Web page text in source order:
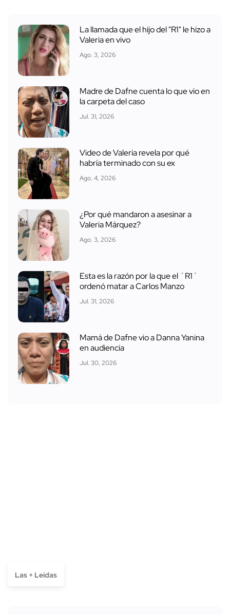
La llamada que el hijo del "R1" le hizo a
Valeria en vivo
Ago. 3, 2026
Madre de Dafne cuenta lo que vio en
la carpeta del caso
Jul. 31, 2026
Video de Valeria revela por qué
habría terminado con su ex
Ago. 4, 2026
¿Por qué mandaron a asesinar a
Valeria Márquez?
Ago. 3, 2026
Esta es la razón por la que el ´R1´
ordenó matar a Carlos Manzo
Jul. 31, 2026
Mamá de Dafne vio a Danna Yanina
en audiencia
Jul. 30, 2026
Las + Leídas